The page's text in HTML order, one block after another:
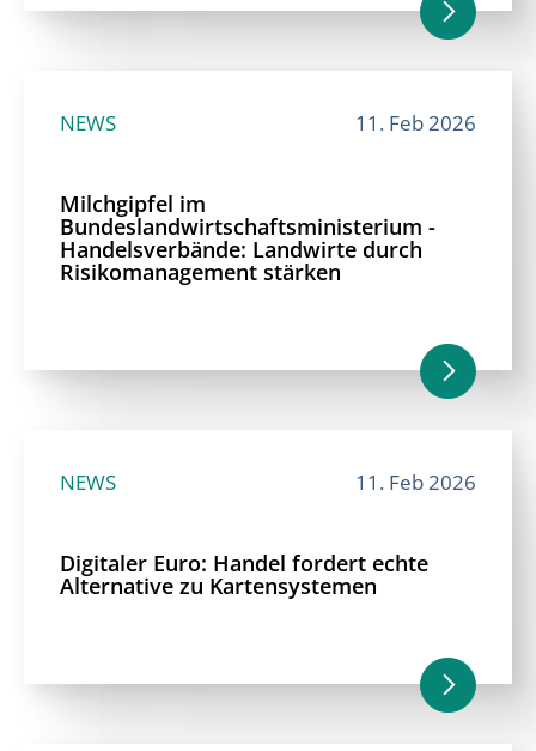
NEWS 11. Feb 2026
Milchgipfel im
Bundeslandwirtschaftsministerium -
Handelsverbände: Landwirte durch
Risikomanagement stärken
NEWS 11. Feb 2026
Digitaler Euro: Handel fordert echte
Alternative zu Kartensystemen